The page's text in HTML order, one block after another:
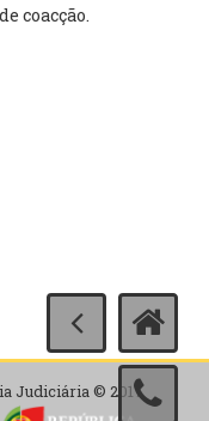
coacção.
Judiciária © 2017